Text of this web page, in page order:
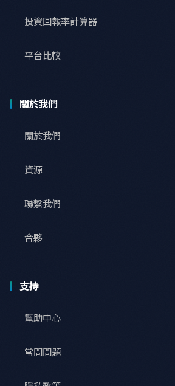
投資回報率計算器
平台比較
關於我們
關於我們
資源
聯繫我們
合夥
支持
幫助中心
常問問題